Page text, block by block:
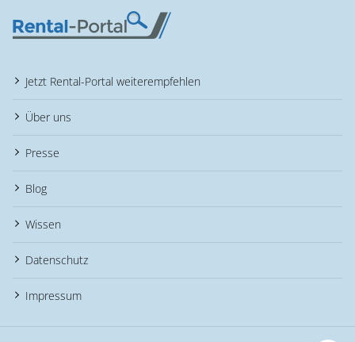
Jetzt Rental-Portal weiterempfehlen
Über uns
Presse
Blog
Wissen
Datenschutz
Impressum